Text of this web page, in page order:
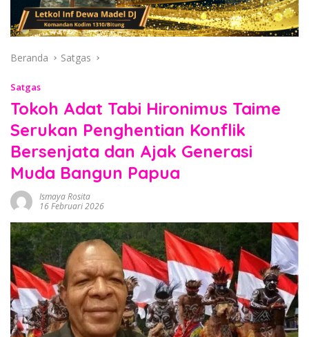
Beranda Satgas
Satgas
Tokoh Adat Tabi Hironimus Taime
Serukan Penghentian Konflik
Bersenjata dan Ajak Generasi
Muda Bangun Papua
Ismaya Rosita
16 Februari 2026